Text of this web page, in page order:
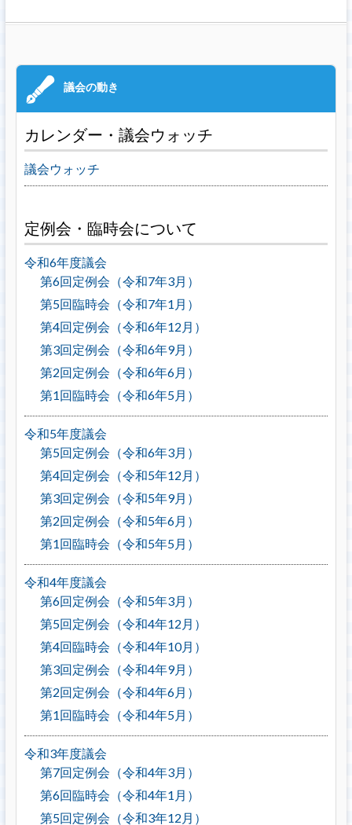
カレンダー・議会ウォッチ
議会ウォッチ
定例会・臨時会について
令和6年度議会
第6回定例会（令和7年3月）
第5回臨時会（令和7年1月）
第4回定例会（令和6年12月）
第3回定例会（令和6年9月）
第2回定例会（令和6年6月）
第1回臨時会（令和6年5月）
令和5年度議会
第5回定例会（令和6年3月）
第4回定例会（令和5年12月）
第3回定例会（令和5年9月）
第2回定例会（令和5年6月）
第1回臨時会（令和5年5月）
令和4年度議会
第6回定例会（令和5年3月）
第5回定例会（令和4年12月）
第4回臨時会（令和4年10月）
第3回定例会（令和4年9月）
第2回定例会（令和4年6月）
第1回臨時会（令和4年5月）
令和3年度議会
第7回定例会（令和4年3月）
第6回臨時会（令和4年1月）
第5回定例会（令和3年12月）